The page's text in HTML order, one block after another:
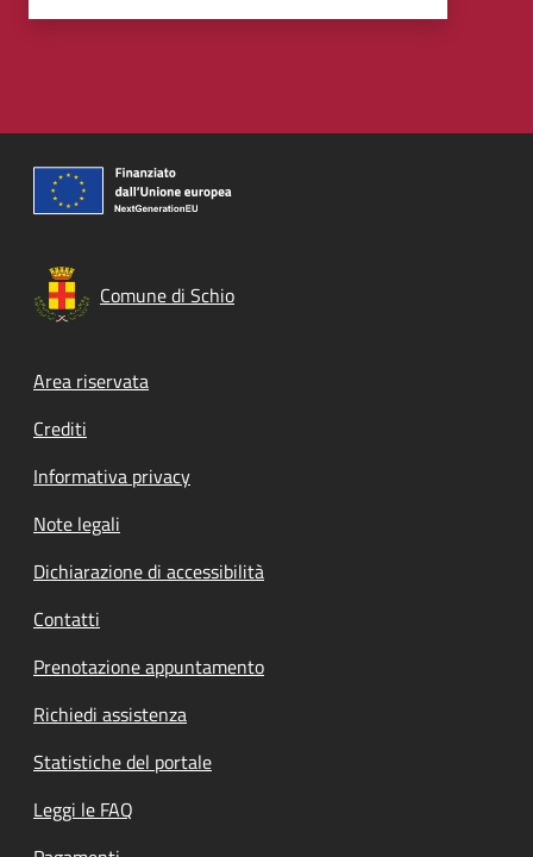
Comune di Schio
Footer menu
Area riservata
Crediti
Informativa privacy
Note legali
Dichiarazione di accessibilità
Contatti
Prenotazione appuntamento
Richiedi assistenza
Statistiche del portale
Leggi le FAQ